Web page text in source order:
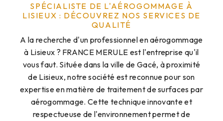
SPÉCIALISTE DE L'AÉROGOMMAGE À
LISIEUX : DÉCOUVREZ NOS SERVICES DE
QUALITÉ
A la recherche d'un professionnel en aérogommage
à Lisieux ? FRANCE MERULE est l'entreprise qu'il
vous faut. Située dans la ville de Gacé, à proximité
de Lisieux, notre société est reconnue pour son
expertise en matière de traitement de surfaces par
aérogommage. Cette technique innovante et
respectueuse de l'environnement permet de